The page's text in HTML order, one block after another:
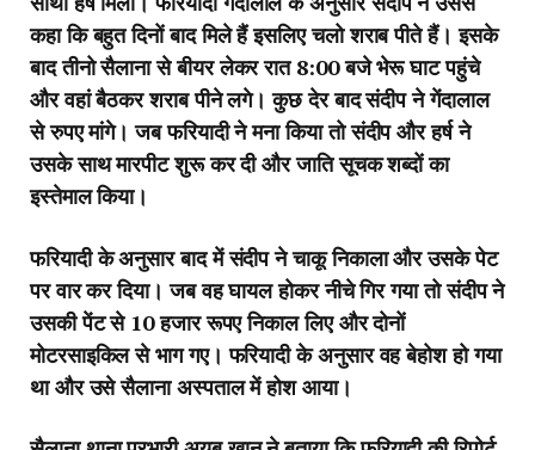
कहा कि बहुत दिनों बाद मिले हैं इसलिए चलो शराब पीते हैं। इसके
बाद तीनो सैलाना से बीयर लेकर रात 8:00 बजे भेरू घाट पहुंचे
और वहां बैठकर शराब पीने लगे। कुछ देर बाद संदीप ने गेंदालाल
से रुपए मांगे। जब फरियादी ने मना किया तो संदीप और हर्ष ने
उसके साथ मारपीट शुरू कर दी और जाति सूचक शब्दों का
इस्तेमाल किया।
फरियादी के अनुसार बाद में संदीप ने चाकू निकाला और उसके पेट
पर वार कर दिया। जब वह घायल होकर नीचे गिर गया तो संदीप ने
उसकी पेंट से 10 हजार रूपए निकाल लिए और दोनों
मोटरसाइकिल से भाग गए। फरियादी के अनुसार वह बेहोश हो गया
था और उसे सैलाना अस्पताल में होश आया।